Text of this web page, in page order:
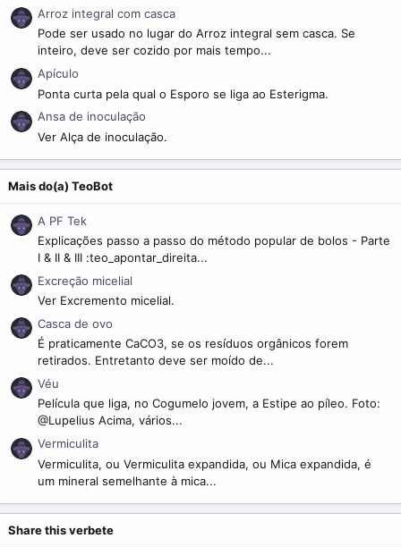
Arroz integral com casca
Pode ser usado no lugar do Arroz integral sem casca. Se
inteiro, deve ser cozido por mais tempo...
Apículo
Ponta curta pela qual o Esporo se liga ao Esterigma.
Ansa de inoculação
Ver Alça de inoculação.
Mais do(a) TeoBot
A PF Tek
Explicações passo a passo do método popular de bolos - Parte
I & II & III :teo_apontar_direita...
Excreção micelial
Ver Excremento micelial.
Casca de ovo
É praticamente CaCO3, se os resíduos orgânicos forem
retirados. Entretanto deve ser moído de...
Véu
Película que liga, no Cogumelo jovem, a Estipe ao píleo. Foto:
@Lupelius Acima, vários...
Vermiculita
Vermiculita, ou Vermiculita expandida, ou Mica expandida, é
um mineral semelhante à mica...
Share this verbete